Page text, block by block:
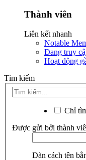
Thành viên
Liên kết nhanh
Notable
Đang truy
Hoạt động
Tìm kiếm
Chỉ
Được gửi bởi thành
Dãn cách tên